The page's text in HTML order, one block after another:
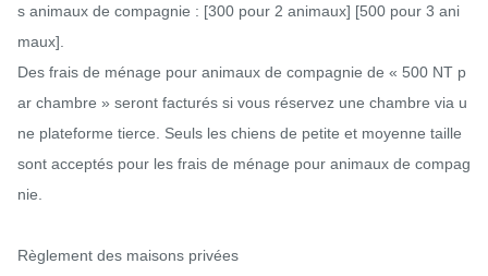
s animaux de compagnie : [300 pour 2 animaux] [500 pour 3 ani
maux].
Des frais de ménage pour animaux de compagnie de « 500 NT p
ar chambre » seront facturés si vous réservez une chambre via u
ne plateforme tierce. Seuls les chiens de petite et moyenne taille
sont acceptés pour les frais de ménage pour animaux de compag
nie.
Règlement des maisons privées